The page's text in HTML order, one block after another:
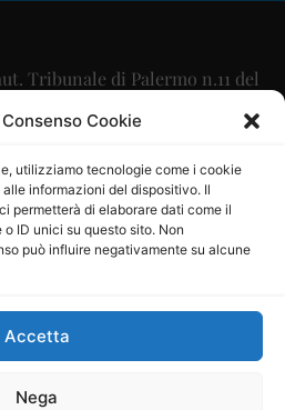
Cookie
utilizziamo tecnologie come i cookie
informazioni del dispositivo. Il
permetterà di elaborare dati come il
ID unici su questo sito. Non
può influire negativamente su alcune
Accetta
Nega
Tribunale di Palermo n.11 del
09/2015
Maurizio Scaglione
Maria Calabrese
06334930820
Società Cooperativa a r.l. è
Operatori di Comunicazione al